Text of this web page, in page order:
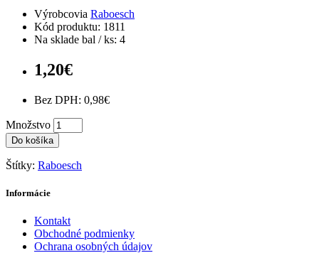
Výrobcovia Raboesch
Kód produktu: 1811
Na sklade bal / ks: 4
1,20€
Bez DPH: 0,98€
Množstvo
Do košíka
Štítky: Raboesch
Informácie
Kontakt
Obchodné podmienky
Ochrana osobných údajov